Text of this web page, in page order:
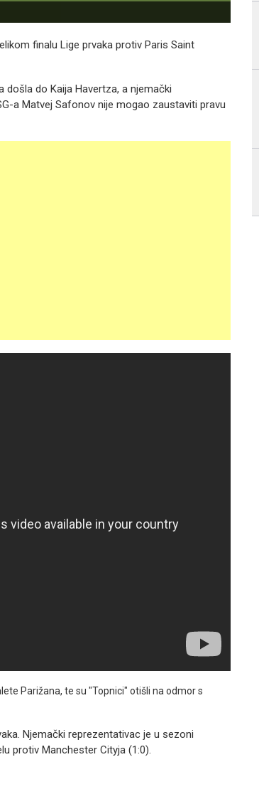
finalu Lige prvaka protiv Paris Saint
do Kaija Havertza, a njemački
a Matvej Safonov nije mogao zaustaviti pravu
Parižana, te su "Topnici" otišli na odmor s
Njemački reprezentativac je u sezoni
protiv Manchester Cityja (1:0).